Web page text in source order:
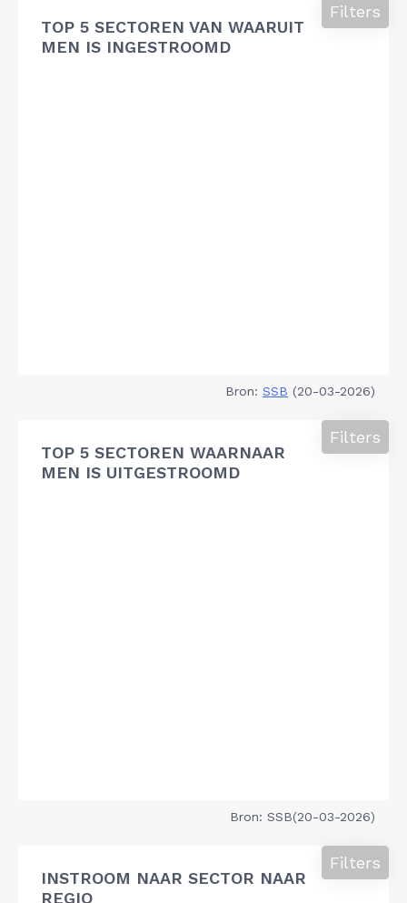
TOP 5 SECTOREN VAN WAARUIT
MEN IS INGESTROOMD
Filters
Bron: SSB (20-03-2026)
TOP 5 SECTOREN WAARNAAR
MEN IS UITGESTROOMD
Filters
Bron: SSB(20-03-2026)
INSTROOM NAAR SECTOR NAAR
REGIO
Filters